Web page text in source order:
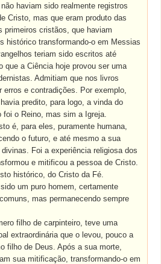
haviam sido realmente registros
Cristo, mas que eram produto das
primeiros cristãos, que haviam
histórico transformando-o em Messias
teriam sido escritos até
que a Ciência hoje provou ser uma
Admitiam que nos livros
e contradições. Por exemplo,
predito, para logo, a vinda do
foi o Reino, mas sim a Igreja.
é, para eles, puramente humana,
o futuro, e até mesmo a sua
Foi a experiência religiosa dos
e mitificou a pessoa de Cristo.
histórico, do Cristo da Fé.
um puro homem, certamente
mas permanecendo sempre
filho de carpinteiro, teve uma
extraordinária que o levou, pouco a
filho de Deus. Após a sua morte,
sua mitificação, transformando-o em